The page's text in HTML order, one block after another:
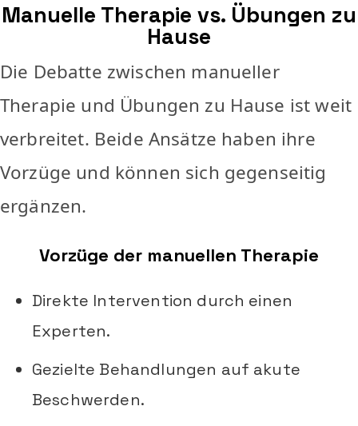
Manuelle Therapie vs. Übungen zu
Hause
Die Debatte zwischen manueller
Therapie und Übungen zu Hause ist weit
verbreitet. Beide Ansätze haben ihre
Vorzüge und können sich gegenseitig
ergänzen.
Vorzüge der manuellen Therapie
Direkte Intervention durch einen
Experten.
Gezielte Behandlungen auf akute
Beschwerden.